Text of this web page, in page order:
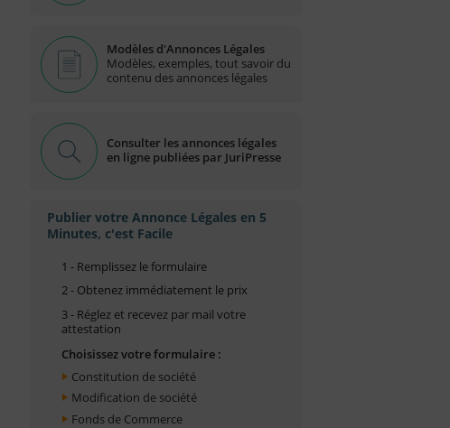
Modèles d'Annonces Légales
Modèles, exemples, tout savoir du
contenu des annonces légales
Consulter les annonces légales
en ligne publiées par JuriPresse
Publier votre Annonce Légales en 5
Minutes, c'est Facile
1 - Remplissez le formulaire
2 - Obtenez immédiatement le prix
3 - Réglez et recevez par mail votre
attestation
Choisissez votre formulaire :
Constitution de société
Modification de société
Fonds de Commerce